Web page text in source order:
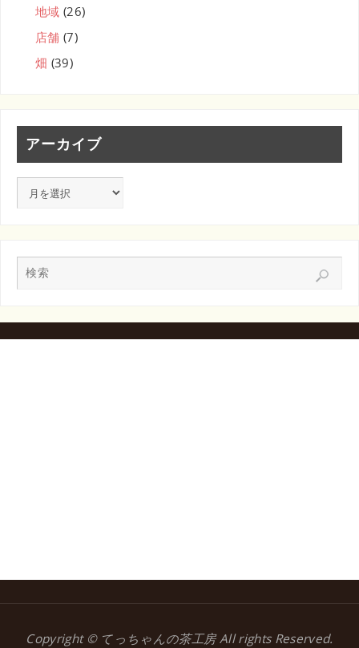
地域 (26)
店舗 (7)
畑 (39)
アーカイブ
Copyright © てっちゃんの茶工房 All rights Reserved.